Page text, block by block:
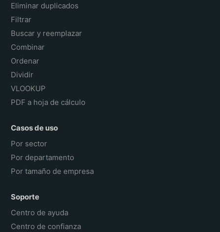
Eliminar duplicados
Filtrar
Buscar y reemplazar
Combinar
Ordenar
Dividir
VLOOKUP
PDF a hoja de cálculo
Casos de uso
Por sector
Por departamento
Por tamaño de empresa
Soporte
Centro de ayuda
Centro de confianza